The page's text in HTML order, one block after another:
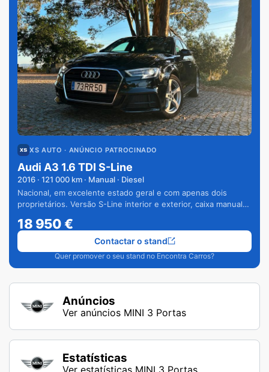
XS AUTO · ANÚNCIO PATROCINADO
Audi A3 1.6 TDI S-Line
2016 · 121 000 km · Manual · Diesel
Nacional, em excelente estado geral e com apenas dois
proprietários. Versão S-Line interior e exterior, caixa manual
18 950€
Quer promover o seu stand no Encontra Carros?
Contactar o stand
Anúncios
Ver anúncios MINI 3 Portas
Estatísticas
Ver estatísticas MINI 3 Portas